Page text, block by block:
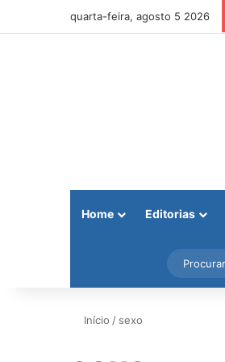
quarta-feira, agosto 5 2026
Home Editorias
Instagram
Barra
Início / sexo